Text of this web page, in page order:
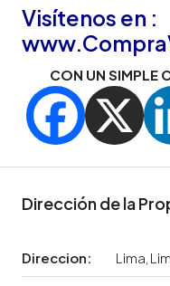
Visítenos en :
CON UN SIMPLE
Dirección de la
Direccion: Lima,